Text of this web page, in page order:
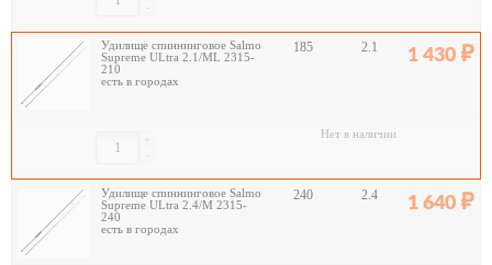
-
Удилище спиннинговое Salmo
Supreme ULtra 2.1/ML 2315-
210
есть в городах
185 2.1 1 430
-
+ Нет в наличии
Удилище спиннинговое Salmo
Supreme ULtra 2.4/M 2315-
240
есть в городах
240 2.4 1 640